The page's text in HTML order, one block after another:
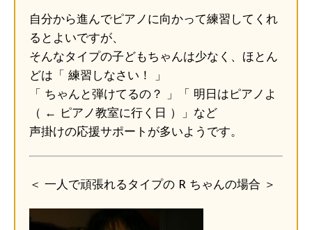
自分から進んでピアノに向かって練習してくれ
るとよいですが、
そんなタイプの子どもちゃんは少なく、ほとん
どは「 練習しなさい！ 」
「 ちゃんと弾けてるの？ 」「 明日はピアノよ
（ ← ピアノ教室に行く日 ）」など
声掛けの応援サポートが多いようです。
＜ 一人で頑張れるタイプの R ちゃんの場合 ＞